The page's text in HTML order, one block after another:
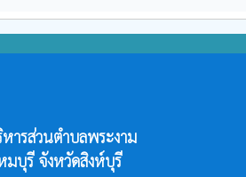
หารส่วนตำบลพระงาม
มบุรี จังหวัดสิงห์บุรี